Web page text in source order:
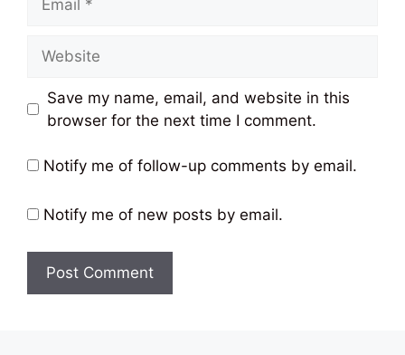
Save my name, email, and website in this
browser for the next time I comment.
Notify me of follow-up comments by email.
Notify me of new posts by email.